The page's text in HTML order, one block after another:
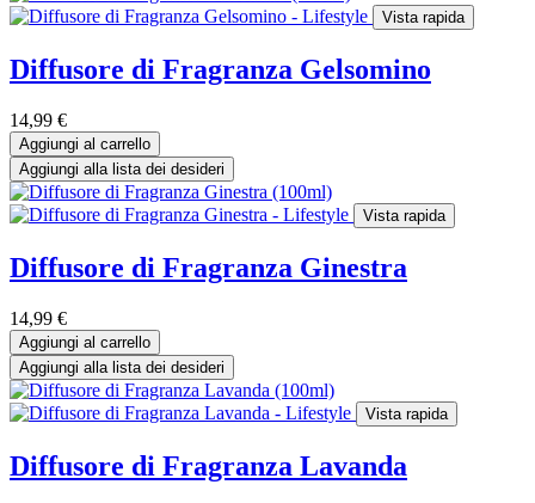
Vista rapida
Diffusore di Fragranza Gelsomino
14,99 €
Aggiungi al carrello
Aggiungi alla lista dei desideri
Vista rapida
Diffusore di Fragranza Ginestra
14,99 €
Aggiungi al carrello
Aggiungi alla lista dei desideri
Vista rapida
Diffusore di Fragranza Lavanda